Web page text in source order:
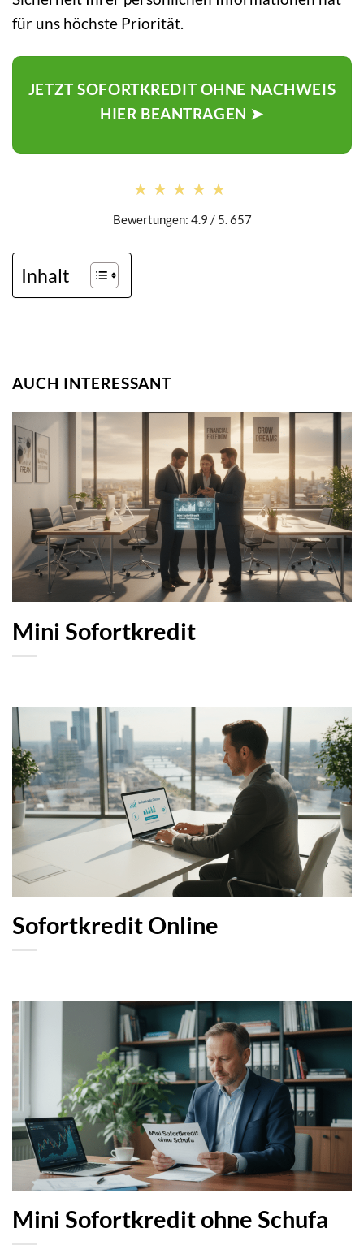
für uns höchste Priorität.
JETZT SOFORTKREDIT OHNE NACHWEIS
HIER BEANTRAGEN ➤
★★★★★
★★★★★
Bewertungen: 4.9 / 5. 657
Inhalt
AUCH INTERESSANT
Mini Sofortkredit
Sofortkredit Online
Mini Sofortkredit ohne Schufa